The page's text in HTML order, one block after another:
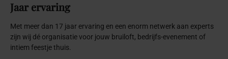
Jaar ervaring
Met meer dan 17 jaar ervaring en een enorm netwerk aan experts
zijn wij dé organisatie voor jouw bruiloft, bedrijfs-evenement of
intiem feestje thuis.